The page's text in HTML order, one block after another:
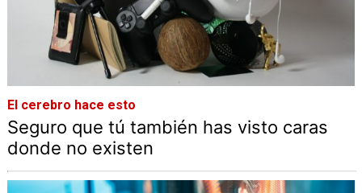
El cerebro hace esto
Seguro que tú también has visto caras
donde no existen